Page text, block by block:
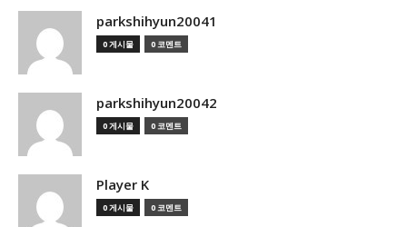
parkshihyun20041
0 게시물 0 코멘트
parkshihyun20042
0 게시물 0 코멘트
Player K
0 게시물 0 코멘트